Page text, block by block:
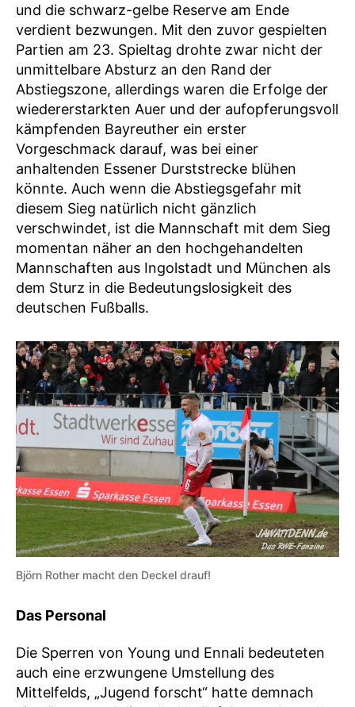
und die schwarz-gelbe Reserve am Ende
verdient bezwungen. Mit den zuvor gespielten
Partien am 23. Spieltag drohte zwar nicht der
unmittelbare Absturz an den Rand der
Abstiegszone, allerdings waren die Erfolge der
wiedererstarkten Auer und der aufopferungsvoll
kämpfenden Bayreuther ein erster
Vorgeschmack darauf, was bei einer
anhaltenden Essener Durststrecke blühen
könnte. Auch wenn die Abstiegsgefahr mit
diesem Sieg natürlich nicht gänzlich
verschwindet, ist die Mannschaft mit dem Sieg
momentan näher an den hochgehandelten
Mannschaften aus Ingolstadt und München als
dem Sturz in die Bedeutungslosigkeit des
deutschen Fußballs.
Björn Rother macht den Deckel drauf!
Das Personal
Die Sperren von Young und Ennali bedeuteten
auch eine erzwungene Umstellung des
Mittelfelds, „Jugend forscht“ hatte demnach